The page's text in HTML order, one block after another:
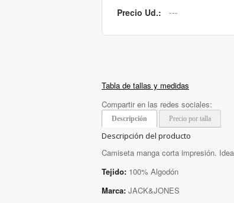
Precio Ud.:
Tabla de tallas y medidas
Compartir en las redes sociales:
Descripción Precio por talla
Descripción del producto
Camiseta manga corta impresión.
Tejido: 100% Algodón
Marca: JACK&JONES